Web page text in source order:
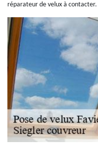
réparateur de velux à contacter.